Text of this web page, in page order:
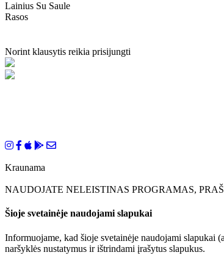
Lainius Su Saule
Rasos
Norint klausytis reikia prisijungti
Kraunama
NAUDOJATE NELEISTINAS PROGRAMAS,
Šioje svetainėje naudojami slapukai
Informuojame, kad šioje svetainėje naudojami slapukai
naršyklės nustatymus ir ištrindami įrašytus slapukus.